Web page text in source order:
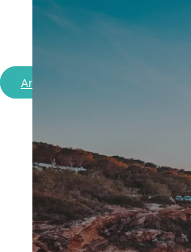
Angebote entdecken